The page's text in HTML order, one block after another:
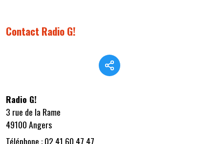
Contact Radio G!
Radio G!
3 rue de la Rame
49100 Angers
Téléphone : 02 41 60 47 47